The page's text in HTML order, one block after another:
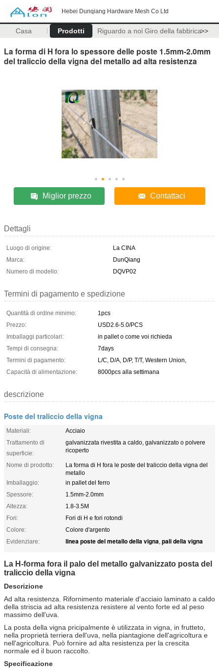
Hebei Dunqiang Hardware Mesh Co Ltd
Casa Prodotti Riguardo a noi Giro della fabbrica>>
La forma di H fora lo spessore delle poste 1.5mm-2.0mm
del traliccio della vigna del metallo ad alta resistenza
Miglior prezzo Contattaci
Dettagli
Luogo di origine:
La CINA
Marca:
DunQiang
Numero di modello:
DQVP02
Termini di pagamento e spedizione
Quantità di ordine minimo:
1pcs
Prezzo:
USD2.6-5.0/PCS
Imballaggi particolari:
in pallet o come voi richieda
Tempi di consegna:
7days
Termini di pagamento:
L/C, D/A, D/P, T/T, Western Union,
Capacità di alimentazione:
8000pcs alla settimana
descrizione
Poste del traliccio della vigna
Materiali:
Acciaio
Trattamento di
superficie:
galvanizzata rivestita a caldo, galvanizzato o polvere
ricoperto
Nome di prodotto:
La forma di H fora le poste del traliccio della vigna del
metallo
Imballaggio:
in pallet del ferro
Spessore:
1.5mm-2.0mm
Altezza:
1.8-3.5M
Fori:
Fori di H e fori rotondi
Colore:
Colore d'argento
Evidenziare:
linea poste del metallo della vigna, pali della vigna
La H-forma fora il palo del metallo galvanizzato posta del
traliccio della vigna
Descrizione
Ad alta resistenza. Rifornimento materiale d'acciaio laminato a caldo
della striscia ad alta resistenza resistere al vento forte ed al peso
massimo dell'uva.
La posta della vigna pricipalmente è utilizzata in vigna, in frutteto,
nella proprietà terriera dell'uva, nella piantagione dell'agricoltura e
nell'agricoltura. Può fornire ad alta resistenza per la crescita
normale ed il buon raccolto.
Specificazione